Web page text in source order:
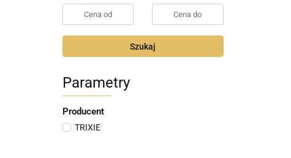
Szukaj
Parametry
Producent
TRIXIE